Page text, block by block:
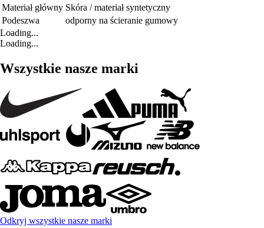
Materiał główny Skóra / materiał syntetyczny
Podeszwa
odporny na ścieranie gumowy
Loading...
Loading...
Wszystkie nasze marki
Odkryj wszystkie nasze marki